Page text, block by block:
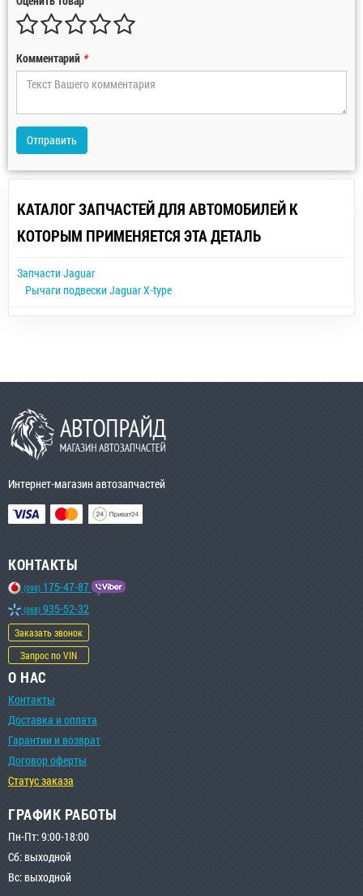
Комментарий *
Отправить
КАТАЛОГ ЗАПЧАСТЕЙ ДЛЯ АВТОМОБИЛЕЙ К
КОТОРЫМ ПРИМЕНЯЕТСЯ ЭТА ДЕТАЛЬ
Запчасти Jaguar
Рычаги подвески Jaguar X-type
Интернет-магазин автозапчастей
КОНТАКТЫ
(099) 175-47-87
(068) 935-52-32
Заказать звонок
Запрос по VIN
О НАС
Контакты
Доставка и оплата
Гарантии и возврат
Договор оферты
Статус заказа
ГРАФИК РАБОТЫ
Пн-Пт: 9:00-18:00
Сб: выходной
Вс: выходной